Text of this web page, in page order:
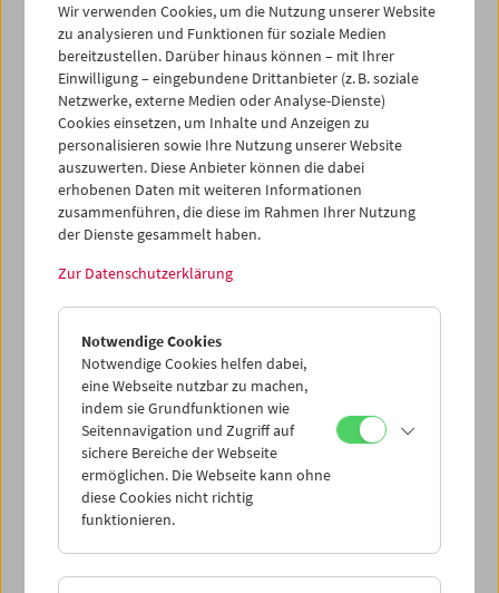
Wir verwenden Cookies, um die Nutzung unserer Website
zu analysieren und Funktionen für soziale Medien
bereitzustellen. Darüber hinaus können – mit Ihrer
Einwilligung – eingebundene Drittanbieter (z. B. soziale
Netzwerke, externe Medien oder Analyse-Dienste)
Cookies einsetzen, um Inhalte und Anzeigen zu
personalisieren sowie Ihre Nutzung unserer Website
auszuwerten. Diese Anbieter können die dabei
erhobenen Daten mit weiteren Informationen
zusammenführen, die diese im Rahmen Ihrer Nutzung
der Dienste gesammelt haben.
Zur Datenschutzerklärung
Notwendige Cookies
Notwendige Cookies helfen dabei,
eine Webseite nutzbar zu machen,
indem sie Grundfunktionen wie
Seitennavigation und Zugriff auf
sichere Bereiche der Webseite
ermöglichen. Die Webseite kann ohne
diese Cookies nicht richtig
funktionieren.